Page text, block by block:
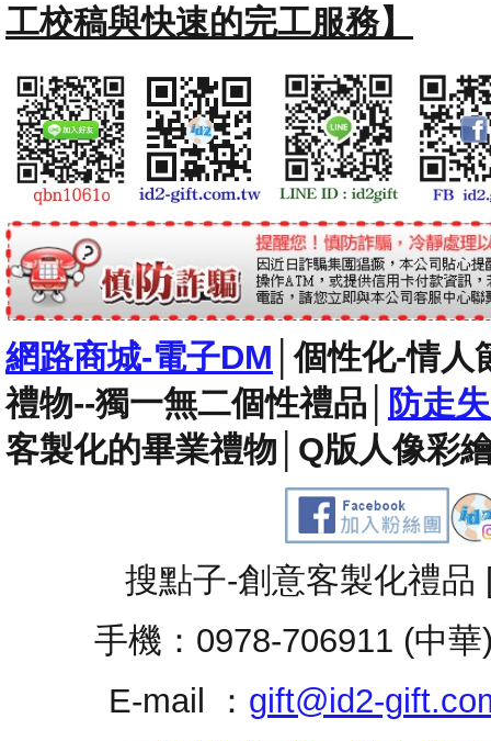
工校稿與快速的完工服務】
網路商城-電子DM │個性化-情人
禮物--獨一無二個性禮品
防走
客製化的畢業禮物 Q版人像彩
搜點子-創意客製化禮
手機：0978-706911 (中
E-mail ： gift@id2-